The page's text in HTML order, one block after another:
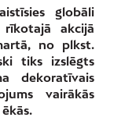
globāli
rīkotajā akcijā
no plkst.
tiks izslēgts
dekoratīvais
vairākās